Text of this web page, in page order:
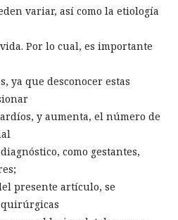
variar, así como la etiología
Por lo cual, es importante
ya que desconocer estas
y aumenta, el número de
como gestantes,
presente artículo, se